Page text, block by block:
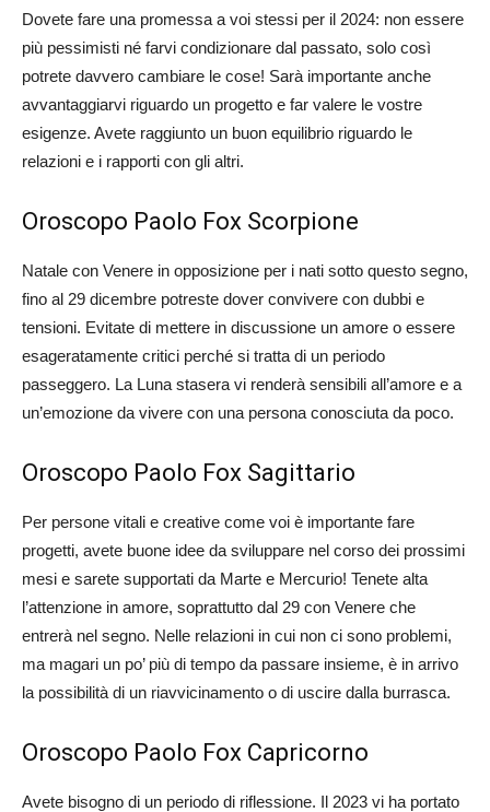
Dovete fare una promessa a voi stessi per il 2024: non essere
più pessimisti né farvi condizionare dal passato, solo così
potrete davvero cambiare le cose! Sarà importante anche
avvantaggiarvi riguardo un progetto e far valere le vostre
esigenze. Avete raggiunto un buon equilibrio riguardo le
relazioni e i rapporti con gli altri.
Oroscopo Paolo Fox Scorpione
Natale con Venere in opposizione per i nati sotto questo segno,
fino al 29 dicembre potreste dover convivere con dubbi e
tensioni. Evitate di mettere in discussione un amore o essere
esageratamente critici perché si tratta di un periodo
passeggero. La Luna stasera vi renderà sensibili all’amore e a
un’emozione da vivere con una persona conosciuta da poco.
Oroscopo Paolo Fox Sagittario
Per persone vitali e creative come voi è importante fare
progetti, avete buone idee da sviluppare nel corso dei prossimi
mesi e sarete supportati da Marte e Mercurio! Tenete alta
l’attenzione in amore, soprattutto dal 29 con Venere che
entrerà nel segno. Nelle relazioni in cui non ci sono problemi,
ma magari un po’ più di tempo da passare insieme, è in arrivo
la possibilità di un riavvicinamento o di uscire dalla burrasca.
Oroscopo Paolo Fox Capricorno
Avete bisogno di un periodo di riflessione. Il 2023 vi ha portato